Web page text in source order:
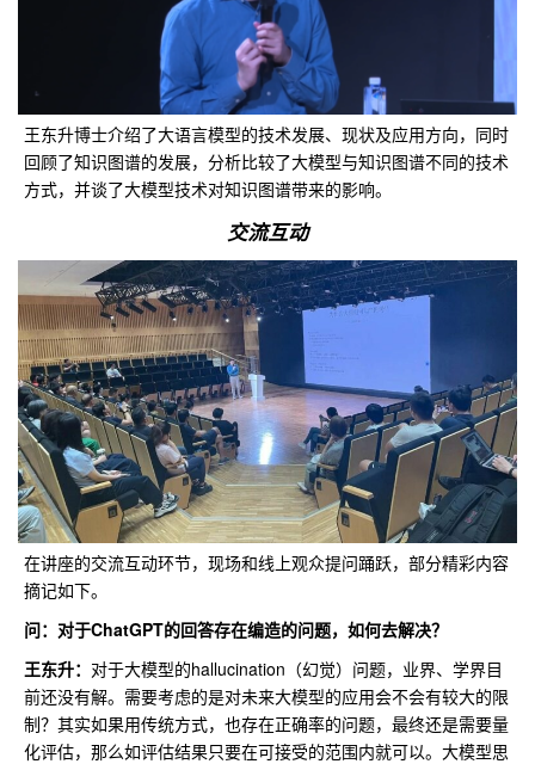
王东升博士介绍了大语言模型的技术发展、现状及应用方向，同时
回顾了知识图谱的发展，分析比较了大模型与知识图谱不同的技术
方式，并谈了大模型技术对知识图谱带来的影响。
交流互动
在讲座的交流互动环节，现场和线上观众提问踊跃，部分精彩内容
摘记如下。
问： 对于ChatGPT的回答存在编造的问题，如何去解决？
王东升： 对于大模型的hallucination（幻觉）问题，业界、学界目
前还没有解。需要考虑的是对未来大模型的应用会不会有较大的限
制？其实如果用传统方式，也存在正确率的问题，最终还是需要量
化评估，那么如评估结果只要在可接受的范围内就可以。大模型思